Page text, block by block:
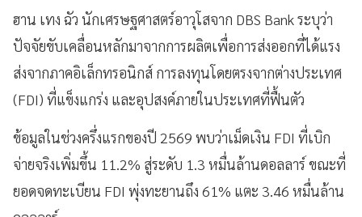
ฮาน เทง ฉัว นักเศรษฐศาสตร์อาวุโสจาก DBS Bank ระบุว่า
ปัจจัยขับเคลื่อนหลักมาจากการผลิตเพื่อการส่งออกที่ได้แรง
ส่งจากภาคอิเล็กทรอนิกส์ การลงทุนโดยตรงจากต่างประเทศ
(FDI) ที่แข็งแกร่ง และอุปสงค์ภายในประเทศที่ฟื้นตัว
ข้อมูลในช่วงครึ่งแรกของปี 2569 พบว่าเม็ดเงิน FDI ที่เบิก
จ่ายจริงเพิ่มขึ้น 11.2% สู่ระดับ 1.3 หมื่นล้านดอลลาร์ ขณะที่
ยอดจดทะเบียน FDI พุ่งทะยานถึง 61% แตะ 3.46 หมื่นล้าน